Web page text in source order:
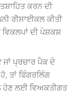
ਕਰਨ ਦੀ
ਰੀਸਾਈਕਲ ਕੀਤੀ
ਦੀ ਪੇਸ਼ਕਸ਼
ਜਾਂ ਪ੍ਰਚਾਰ ਪੈਕ ਦੇ
ਤਾਂ ਫਿੰਗਰਲਿੰਗ
ਹੋਣ ਲਈ ਵਿਅਕਤੀਗਤ